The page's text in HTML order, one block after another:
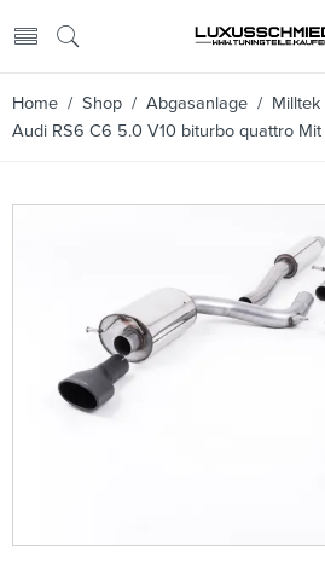
Home / Shop / Abgasanlage / Milltek
Audi RS6 C6 5.0 V10 biturbo quattro Mit